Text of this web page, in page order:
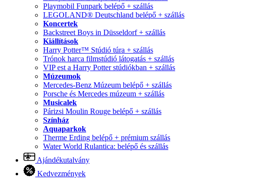
Playmobil Funpark belépő + szállás
LEGOLAND® Deutschland belépő + szállás
Koncertek
Backstreet Boys in Düsseldorf + szállás
Kiállítások
Harry Potter™ Stúdió túra + szállás
Trónok harca filmstúdió látogatás + szállás
VIP est a Harry Potter stúdiókban + szállás
Múzeumok
Mercedes-Benz Múzeum belépő + szállás
Porsche és Mercedes múzeum + szállás
Musicalek
Párizsi Moulin Rouge belépő + szállás
Színház
Aquaparkok
Therme Erding belépő + prémium szállás
Water World Rulantica: belépő és szállás
Ajándékutalvány
Kedvezmények